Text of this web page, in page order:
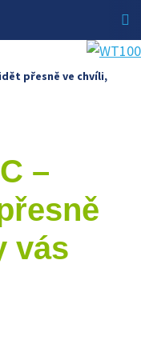
přesně ve chvíli,
–
vás